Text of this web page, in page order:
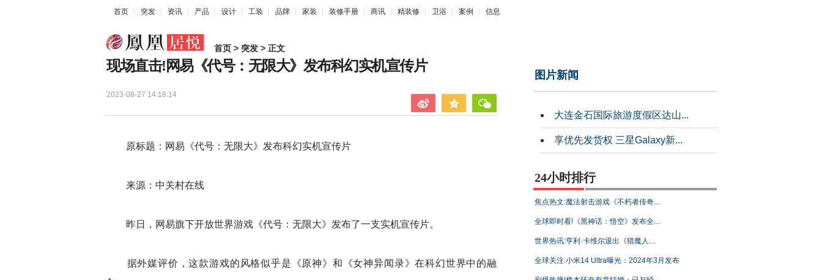
首页 突发 资讯 产品 设计 工装 品牌 家装 装修手册 商讯 精装修 卫浴 案例 信息
首页 > 突发 > 正文
现场直击!网易《代号：无限大》发布科幻实机宣传片
2023-08-27 14:18:14
原标题：网易《代号：无限大》发布科幻实机宣传片
来源：中关村在线
昨日，网易旗下开放世界游戏《代号：无限大》发布了一支实机宣传片。
据外媒评价，这款游戏的风格似乎是《原神》和《女神异闻录》在科幻世界中的融
图片新闻
大连金石国际旅游度假区达山...
享优先发货权 三星Galaxy新...
24小时排行
焦点热文:魔法射击游戏《不朽者传奇...
全球即时看!《黑神话：悟空》发布全...
世界热讯:亨利·卡维尔退出《猎魔人...
全球关注:小米14 Ultra曝光：2024年3月发布